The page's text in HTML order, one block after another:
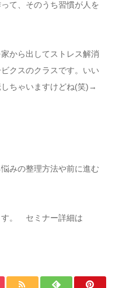
て、そのうち習慣が人を
から出してストレス解消
クスのクラスです。いい
しちゃいますけどね(笑)→
みの整理方法や前に進む
す。 セミナー詳細は